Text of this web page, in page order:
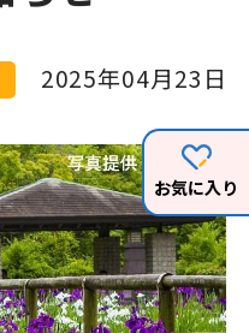
お気に入り
2025年04月23日